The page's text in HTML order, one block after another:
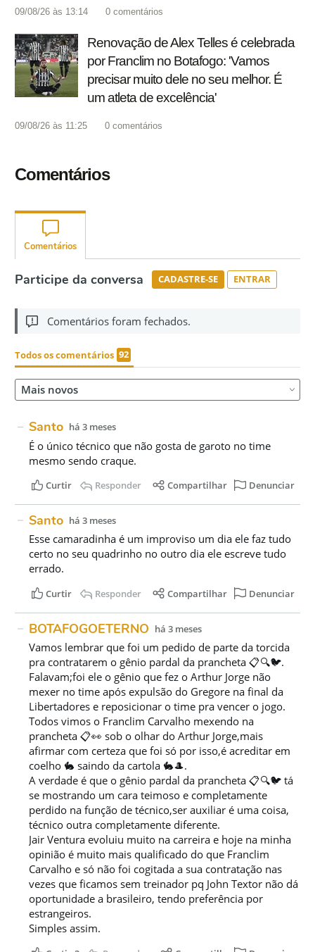
09/08/26 às 13:14 0 comentários
Renovação de Alex Telles é celebrada
por Franclim no Botafogo: 'Vamos
precisar muito dele no seu melhor. É
um atleta de excelência'
09/08/26 às 11:25 0 comentários
Comentários